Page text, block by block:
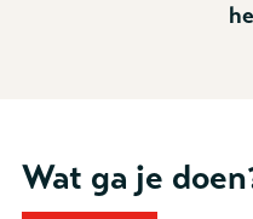
Wat ga je